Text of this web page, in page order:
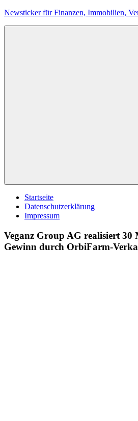
Zum
Newsticker für Finanzen, Immobilien,
Startseite
Datenschutzerklärung
Impressum
Veganz Group AG realisiert 30
Gewinn durch OrbiFarm-